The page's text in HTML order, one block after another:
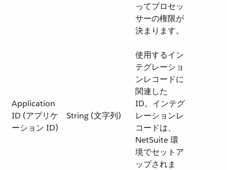
ってプロセッ
サーの権限が
決まります。
Application
ID (アプリケ
ーション ID)
String (文字列)
使用するイン
テグレーショ
ンレコードに
関連した
ID。インテグ
レーションレ
コードは、
NetSuite 環
境でセットア
ップされま